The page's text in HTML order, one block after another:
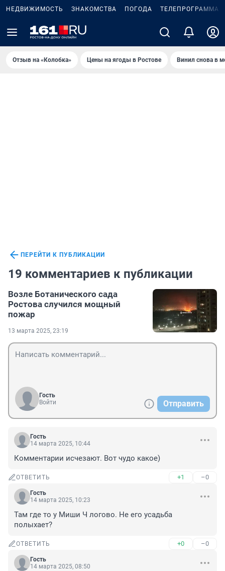
НЕДВИЖИМОСТЬ ЗНАКОМСТВА ПОГОДА ТЕЛЕПРОГРАММА
Отзыв на «Колобка» Цены на ягоды в Ростове Винил снова в
ПЕРЕЙТИ К ПУБЛИКАЦИИ
19 комментариев к публикации
Возле Ботанического сада
Ростова случился мощный
пожар
13 марта 2025, 23:19
Гость
Войти
Отправить
Гость
14 марта 2025, 10:44
Комментарии исчезают. Вот чудо какое)
ОТВЕТИТЬ +1 –0
Гость
14 марта 2025, 10:23
Там где то у Миши Ч логово. Не его усадьба
полыхает?
ОТВЕТИТЬ +0 –0
Гость
14 марта 2025, 08:50